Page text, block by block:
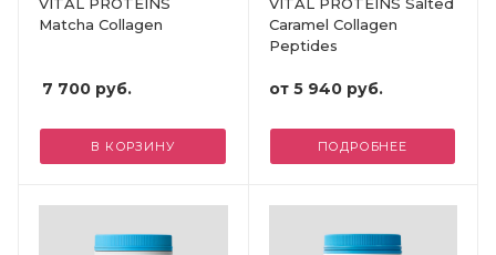
Matcha Collagen
7 700 руб.
В КОРЗИНУ
Caramel Collagen
Peptides
от 5 940 руб.
ПОДРОБНЕЕ